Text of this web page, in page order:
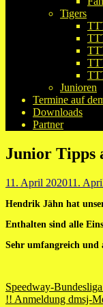
Tigers
Junioren
Termine auf
Downloads
Partner
Junior Tipps
11. April 202011.
Hendrik Jähn hat
Enthalten sind alle
Sehr umfangreich und
Speedway-
!! Anmeldung dmsj-